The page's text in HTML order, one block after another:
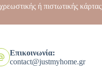
ή πιστωτικής κάρτας
Επικοινωνία:
contact@justmyhome.gr